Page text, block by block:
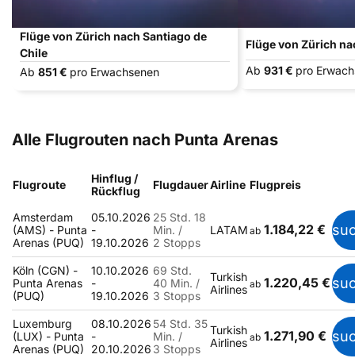
Flüge von Zürich nach Santiago de
Chile
Ab 851 € pro Erwachsenen
Flüge von Zürich
Ab 931 € pro
Alle Flugrouten nach Punta Arenas
Flugroute
Hinflug /
Rückflug
FlugdauerAirline Flugpreis
Amsterdam
(AMS) - Punta
Arenas (PUQ)
05.10.2026
-
19.10.2026
25 Std. 18
Min. /
2 Stopps
LATAM ab 1.184,22 €
Köln (CGN) -
Punta Arenas
(PUQ)
10.10.2026
-
19.10.2026
69 Std.
40 Min. /
3 Stopps
Turkish
Airlines ab 1.220,45 €
Luxemburg
(LUX) - Punta
Arenas (PUQ)
08.10.2026
-
20.10.2026
54 Std. 35
Min. /
3 Stopps
Turkish
Airlines ab 1.271,90 €